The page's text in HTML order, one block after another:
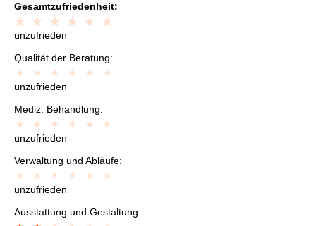
Gesamtzufriedenheit:
unzufrieden
Qualität der Beratung:
unzufrieden
Mediz. Behandlung:
unzufrieden
Verwaltung und Abläufe:
unzufrieden
Ausstattung und Gestaltung: